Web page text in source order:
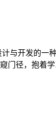
与开发的
门径，抱着